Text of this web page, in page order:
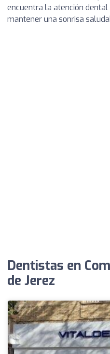
encuentra la atención dental
mantener una sonrisa
Dentistas en
de Jerez